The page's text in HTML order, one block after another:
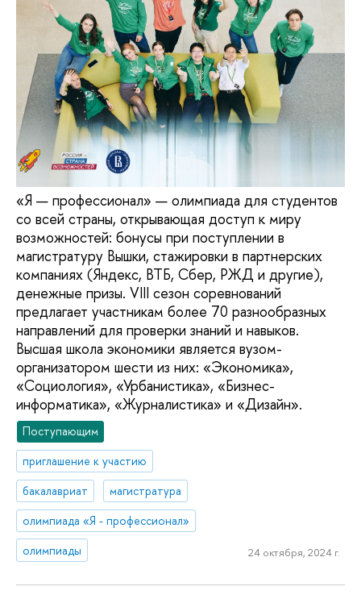
«Я — профессионал» — олимпиада для студентов
со всей страны, открывающая доступ к миру
возможностей: бонусы при поступлении в
магистратуру Вышки, стажировки в партнерских
компаниях (Яндекс, ВТБ, Сбер, РЖД и другие),
денежные призы. VIII сезон соревнований
предлагает участникам более 70 разнообразных
направлений для проверки знаний и навыков.
Высшая школа экономики является вузом-
организатором шести из них: «Экономика»,
«Социология», «Урбанистика», «Бизнес-
информатика», «Журналистика» и «Дизайн».
Поступающим
приглашение к участию
бакалавриат
магистратура
олимпиада «Я - профессионал»
олимпиады
24 октября, 2024 г.